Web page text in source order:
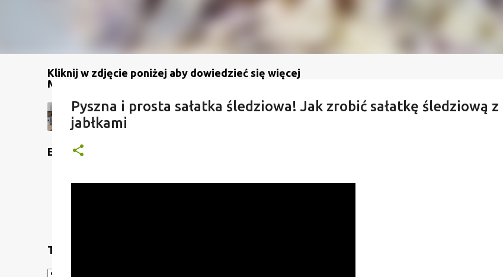
Kliknij w zdjęcie poniżej aby dowiedzieć się więcej
Mój kanał na YouTube
Etykiety
Translate
Pyszna i prosta sałatka śledziowa! Jak zrobić sałatkę śledziową z
jabłkami